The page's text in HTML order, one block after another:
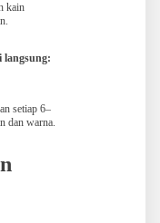
kain
langsung:
setiap 6–
dan warna.